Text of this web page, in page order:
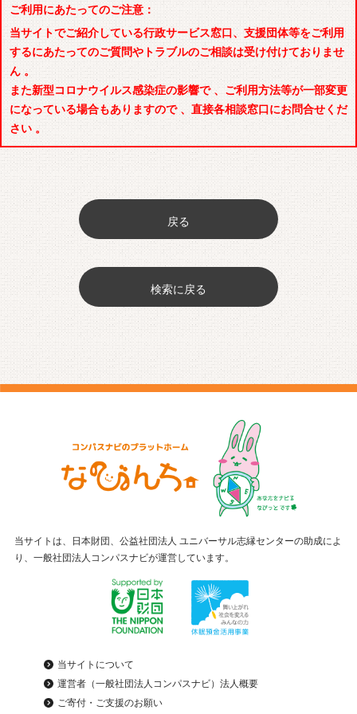
ご利用にあたってのご注意：
当サイトでご紹介している行政サービス窓口、支援団体等をご利用
するにあたってのご質問やトラブルのご相談は受け付けておりませ
ん 。
また新型コロナウイルス感染症の影響で 、ご利用方法等が一部変更
になっている場合もありますので 、直接各相談窓口にお問合せくだ
さい 。
戻る
検索に戻る
当サイトは、日本財団、公益社団法人 ユニバーサル志縁センターの助成によ
り、一般社団法人コンパスナビが運営しています。
当サイトについて
運営者（一般社団法人コンパスナビ）法人概要
ご寄付・ご支援のお願い